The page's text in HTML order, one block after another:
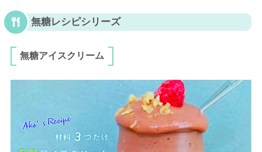
無糖レシピシリーズ
無糖アイスクリーム